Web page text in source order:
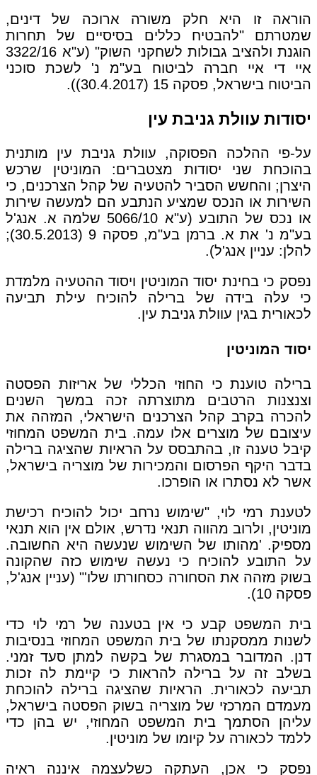
הוראה זו היא חלק משורה ארוכה של דינים,
שמטרתם "להבטיח כללים בסיסיים של תחרות
הוגנת ולהציב גבולות לשחקני השוק" (ע"א 3322/16
איי די איי חברה לביטוח בע"מ נ' לשכת סוכני
הביטוח בישראל, פסקה 15 (30.4.2017)).
יסודות עוולת גניבת עין
על-פי ההלכה הפסוקה, עוולת גניבת עין מותנית
בהוכחת שני יסודות מצטברים: המוניטין שרכש
היצרן; והחשש הסביר להטעיה של קהל הצרכנים, כי
השירות או הנכס שמציע הנתבע הם למעשה שירות
או נכס של התובע (ע"א 5066/10 שלמה א. אנג'ל
בע"מ נ' את א. ברמן בע"מ, פסקה 9 (30.5.2013);
להלן: עניין אנג'ל).
נפסק כי בחינת יסוד המוניטין ויסוד ההטעיה מלמדת
כי עלה בידה של ברילה להוכיח עילת תביעה
לכאורית בגין עוולת גניבת עין.
יסוד המוניטין
ברילה טוענת כי החוזי הכללי של אריזות הפסטה
וצנצנות הרטבים מתוצרתה זכה במשך השנים
להכרה בקרב קהל הצרכנים הישראלי, המזהה את
עיצובם של מוצרים אלו עמה. בית המשפט המחוזי
קיבל טענה זו, בהתבסס על הראיות שהציגה ברילה
בדבר היקף הפרסום והמכירות של מוצריה בישראל,
אשר לא נסתרו או הופרכו.
לטענת רמי לוי, "שימוש נרחב יכול להוכיח רכישת
מוניטין, ולרוב מהווה תנאי נדרש, אולם אין הוא תנאי
מספיק. 'מהותו של השימוש שנעשה היא החשובה.
על התובע להוכיח כי נעשה שימוש כזה שהקונה
בשוק מזהה את הסחורה כסחורתו שלו'" (עניין אנג'ל,
פסקה 10).
בית המשפט קבע כי אין בטענה של רמי לוי כדי
לשנות ממסקנתו של בית המשפט המחוזי בנסיבות
דנן. המדובר במסגרת של בקשה למתן סעד זמני.
בשלב זה על ברילה להראות כי קיימת לה זכות
תביעה לכאורית. הראיות שהציגה ברילה להוכחת
מעמדם המרכזי של מוצריה בשוק הפסטה בישראל,
עליהן הסתמך בית המשפט המחוזי, יש בהן כדי
ללמד לכאורה על קיומו של מוניטין.
נפסק כי אכן, העתקה כשלעצמה איננה ראיה